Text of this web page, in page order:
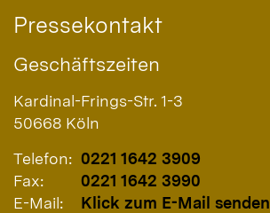
Pressekontakt
Geschäftszeiten
Kardinal-Frings-Str. 1-3
50668 Köln
Telefon: 0221 1642 3909
Fax:
0221 1642 3990
E-Mail:
Klick zum E-Mail senden